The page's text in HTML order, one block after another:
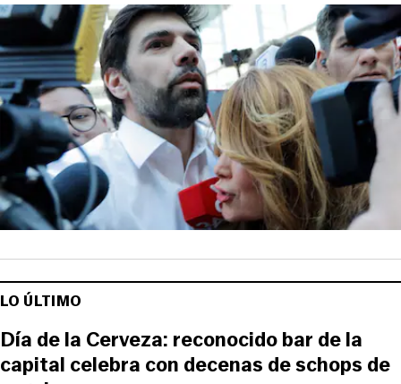
LO ÚLTIMO
Día de la Cerveza: reconocido bar de la
capital celebra con decenas de schops de